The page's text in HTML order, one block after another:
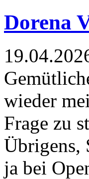
Dorena
wieder
Frage zu
Übrigens,
ja bei